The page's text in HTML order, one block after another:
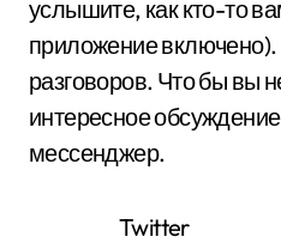
услышите, как кто-то
приложение включено).
разговоров. Что бы вы
интересное
мессенджер.
Twitter